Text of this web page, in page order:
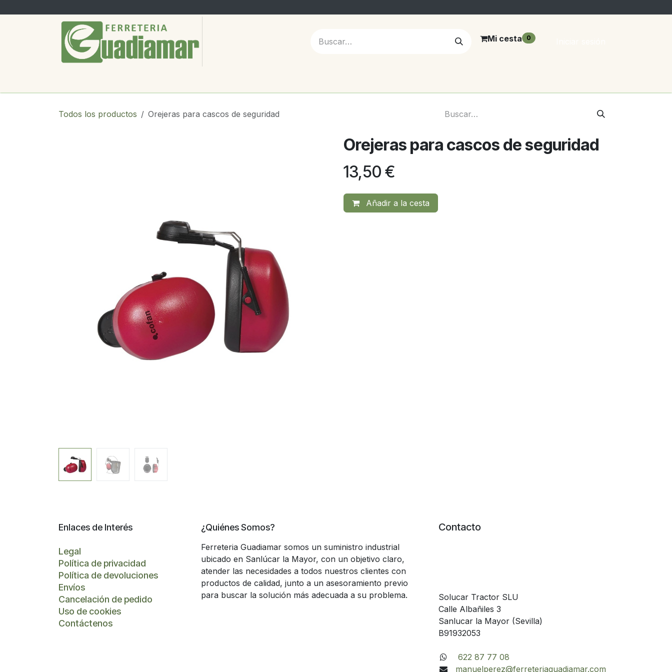
Mi cesta 0
Todos los productos Orejeras para cascos de seguridad
Orejeras para cascos de seguridad
13,50 €
Añadir a la cesta
Enlaces de Interés
Legal
Política de privacidad
Política de devoluciones
Envíos
Cancelación de pedido
Uso de cookies
Contáctenos
¿Quiénes Somos?
Ferreteria Guadiamar somos un suministro industrial
ubicado en Sanlúcar la Mayor, con un objetivo claro,
atender las necesidades a todos nuestros clientes con
productos de calidad, junto a un asesoramiento previo
para buscar la solución más adecuada a su problema.
Contacto
Solucar Tractor SLU
Calle Albañiles 3
Sanlucar la Mayor (Sevilla)
B91932053
622 87 77 08
manuelperez@ferreteriaguadiamar.com